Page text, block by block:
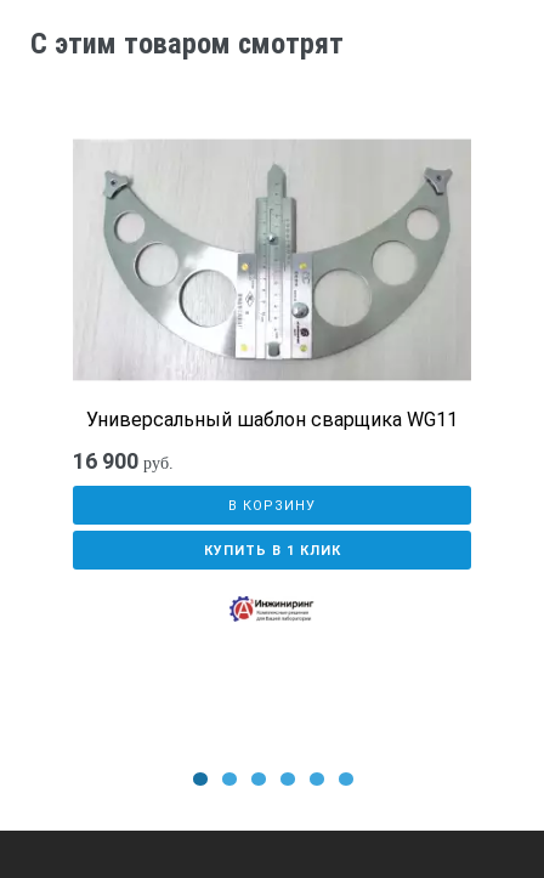
C этим товаром смотрят
Универсальный шаблон сварщика WG11
16 900 руб.
В КОРЗИНУ
КУПИТЬ В 1 КЛИК